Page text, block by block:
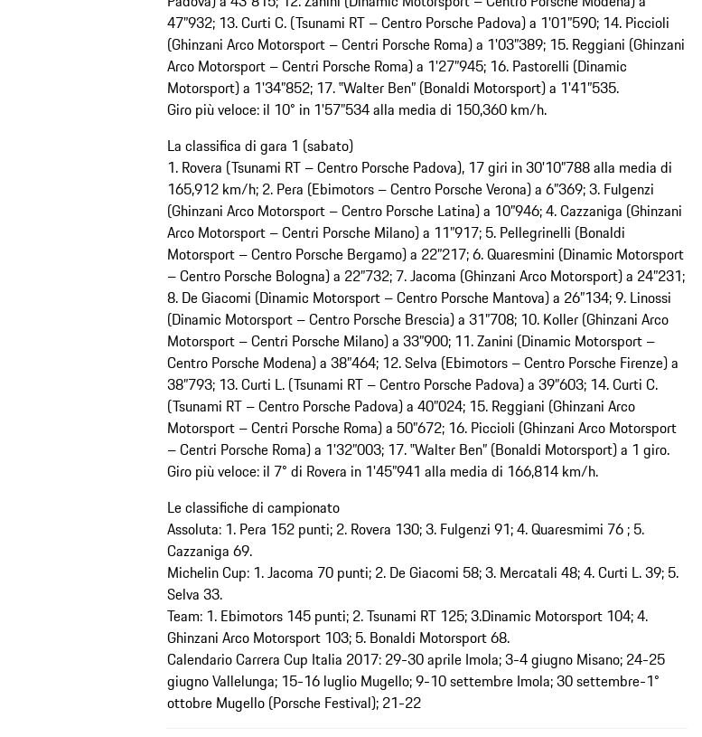
47”932; 13. Curti C. (Tsunami RT – Centro Porsche Padova) a 1'01”590; 14. Piccioli
(Ghinzani Arco Motorsport – Centri Porsche Roma) a 1'03”389; 15. Reggiani (Ghinzani
Arco Motorsport – Centri Porsche Roma) a 1'27”945; 16. Pastorelli (Dinamic
Motorsport) a 1'34”852; 17. ‟Walter Ben” (Bonaldi Motorsport) a 1'41”535.
Giro più veloce: il 10° in 1'57”534 alla media di 150,360 km/h.
La classifica di gara 1 (sabato)
1. Rovera (Tsunami RT – Centro Porsche Padova), 17 giri in 30'10”788 alla media di
165,912 km/h; 2. Pera (Ebimotors – Centro Porsche Verona) a 6”369; 3. Fulgenzi
(Ghinzani Arco Motorsport – Centro Porsche Latina) a 10”946; 4. Cazzaniga (Ghinzani
Arco Motorsport – Centri Porsche Milano) a 11”917; 5. Pellegrinelli (Bonaldi
Motorsport – Centro Porsche Bergamo) a 22”217; 6. Quaresmini (Dinamic Motorsport
– Centro Porsche Bologna) a 22”732; 7. Jacoma (Ghinzani Arco Motorsport) a 24”231;
8. De Giacomi (Dinamic Motorsport – Centro Porsche Mantova) a 26”134; 9. Linossi
(Dinamic Motorsport – Centro Porsche Brescia) a 31”708; 10. Koller (Ghinzani Arco
Motorsport – Centri Porsche Milano) a 33”900; 11. Zanini (Dinamic Motorsport –
Centro Porsche Modena) a 38”464; 12. Selva (Ebimotors – Centro Porsche Firenze) a
38”793; 13. Curti L. (Tsunami RT – Centro Porsche Padova) a 39”603; 14. Curti C.
(Tsunami RT – Centro Porsche Padova) a 40”024; 15. Reggiani (Ghinzani Arco
Motorsport – Centri Porsche Roma) a 50”672; 16. Piccioli (Ghinzani Arco Motorsport
– Centri Porsche Roma) a 1'32”003; 17. ‟Walter Ben” (Bonaldi Motorsport) a 1 giro.
Giro più veloce: il 7° di Rovera in 1'45”941 alla media di 166,814 km/h.
Le classifiche di campionato
Assoluta: 1. Pera 152 punti; 2. Rovera 130; 3. Fulgenzi 91; 4. Quaresmimi 76 ; 5.
Cazzaniga 69.
Michelin Cup: 1. Jacoma 70 punti; 2. De Giacomi 58; 3. Mercatali 48; 4. Curti L. 39; 5.
Selva 33.
Team: 1. Ebimotors 145 punti; 2. Tsunami RT 125; 3.Dinamic Motorsport 104; 4.
Ghinzani Arco Motorsport 103; 5. Bonaldi Motorsport 68.
Calendario Carrera Cup Italia 2017: 29-30 aprile Imola; 3-4 giugno Misano; 24-25
giugno Vallelunga; 15-16 luglio Mugello; 9-10 settembre Imola; 30 settembre-1°
ottobre Mugello (Porsche Festival); 21-22